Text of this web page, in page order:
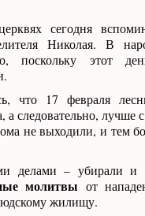
сегодня
Николая. В
поскольку этот
что 17 февраля
а следовательно, лучше
не выходили, и тем
делами – убирали и
молитвы от
жилищу.